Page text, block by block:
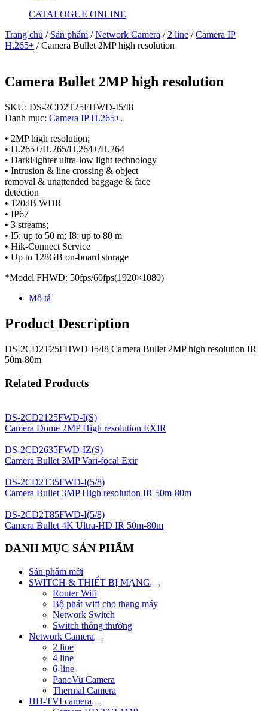
CATALOGUE ONLINE
Trang chủ / Sản phẩm /Network Camera /2 line /Camera IP
H.265+ / Camera Bullet 2MP high resolution
Camera Bullet 2MP high resolution
SKU: DS-2CD2T25FHWD-I5/I8
Danh mục: Camera IP H.265+.
• 2MP high resolution;
• H.265+/H.265/H.264+/H.264
• DarkFighter ultra-low light technology
• Intrusion & line crossing & object
removal & unattended baggage & face
detection
• 120dB WDR
• IP67
• 3 streams;
• I5: up to 50 m; I8: up to 80 m
• Hik-Connect Service
• Up to 128GB on-board storage
*Model FHWD: 50fps/60fps(1920×1080)
Mô tả
Product Description
DS-2CD2T25FHWD-I5/I8 Camera Bullet 2MP high resolution IR
50m-80m
Related Products
DS-2CD2125FWD-I(S)
Camera Dome 2MP High resolution EXIR
DS-2CD2635FWD-IZ(S)
Camera Bullet 3MP Vari-focal Exir
DS-2CD2T35FWD-I(5/8)
Camera Bullet 3MP High resolution IR 50m-80m
DS-2CD2T85FWD-I(5/8)
Camera Bullet 4K Ultra-HD IR 50m-80m
DANH MỤC SẢN PHẨM
Sản phẩm mới
SWITCH & THIẾT BỊ MẠNG
Router Wifi
Bộ phát wifi cho thang máy
Network Switch
Switch thông thường
Network Camera
2 line
4 line
6-line
PanoVu Camera
Thermal Camera
HD-TVI camera